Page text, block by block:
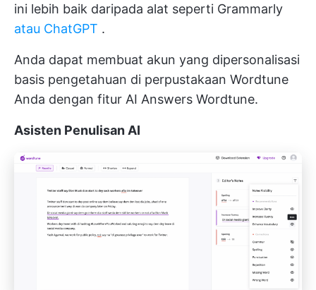
ini lebih baik daripada alat seperti Grammarly
atau ChatGPT .
Anda dapat membuat akun yang dipersonalisasi
basis pengetahuan di perpustakaan Wordtune
Anda dengan fitur AI Answers Wordtune.
Asisten Penulisan AI